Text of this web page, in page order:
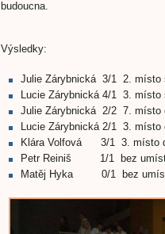
budoucna.
Výsledky:
Julie Zárybnická 3/1 2. místo
Lucie Zárybnická 4/1 3. místo
Julie Zárybnická 2/2 7. místo
Lucie Zárybnická 2/1 3. místo
Klára Volfová 3/1 3. místo
Petr Reiniš 1/1 bez
Matěj Hyka 0/1 bez